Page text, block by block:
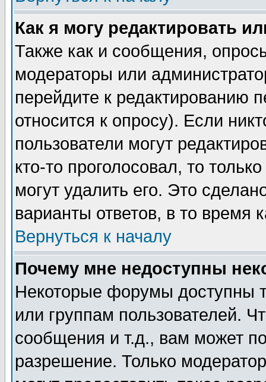
Как я могу редактировать
Также как и сообщения,
модераторы или
перейдите к редактированию
относится к опросу). Если
пользователи могут
кто-то проголосовал, то
могут удалить его. Это
варианты ответов, в то время
Вернуться к началу
Почему мне недоступны
Некоторые форумы доступны
или группам пользователей.
сообщения и т.д., вам может
разрешение. Только